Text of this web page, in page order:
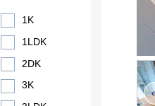
1K
1LDK
2DK
3K